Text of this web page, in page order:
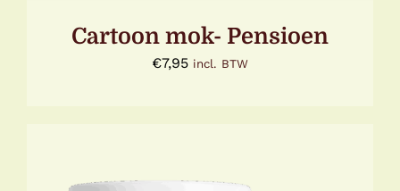
Cartoon mok- Pensioen
€7,95 incl. BTW